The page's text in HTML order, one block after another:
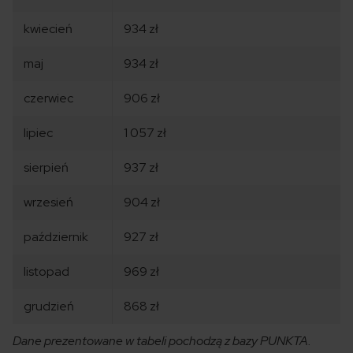
kwiecień 934 zł
maj 934 zł
czerwiec 906 zł
lipiec 1 057 zł
sierpień 937 zł
wrzesień 904 zł
październik 927 zł
listopad 969 zł
grudzień 868 zł
Dane prezentowane w tabeli pochodzą z bazy PUNKTA.